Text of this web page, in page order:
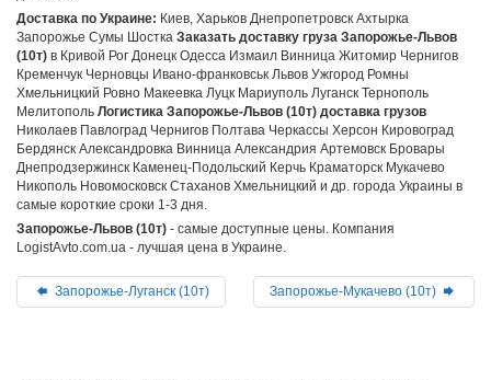
Доставка по Украине: Киев, Харьков Днепропетровск Ахтырка
Запорожье Сумы Шостка Заказать доставку груза Запорожье-Львов
(10т) в Кривой Рог Донецк Одесса Измаил Винница Житомир Чернигов
Кременчук Черновцы Ивано-франковськ Львов Ужгород Ромны
Хмельницкий Ровно Макеевка Луцк Мариуполь Луганск Тернополь
Мелитополь Логистика Запорожье-Львов (10т) доставка грузов
Николаев Павлоград Чернигов Полтава Черкассы Херсон Кировоград
Бердянск Александровка Винница Александрия Артемовск Бровары
Днепродзержинск Каменец-Подольский Керчь Краматорск Мукачево
Никополь Новомосковск Стаханов Хмельницкий и др. города Украины в
самые короткие сроки 1-3 дня.
Запорожье-Львов (10т) - самые доступные цены. Компания
LogistAvto.com.ua - лучшая цена в Украине.
Запорожье-Луганск (10т) Запорожье-Мукачево (10т)